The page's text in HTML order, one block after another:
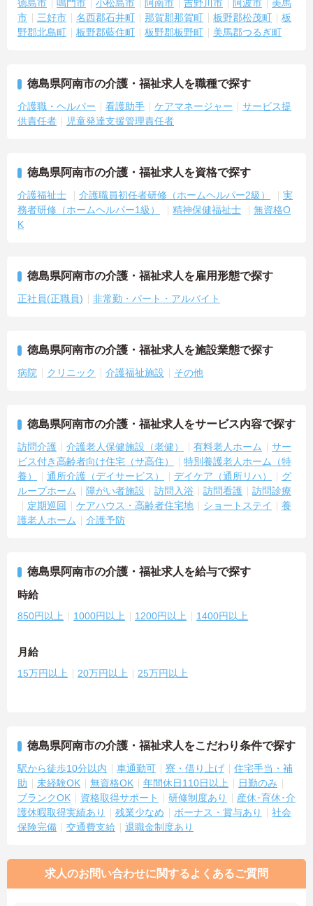
徳島市 鳴門市 小松島市 阿南市 吉野川市 阿波市
美馬
市
三好市 名西郡石井町 那賀郡那賀町 板野郡松茂町
板
野郡北島町
板野郡藍住町 板野郡板野町 美馬郡つるぎ町
徳島県阿南市の介護・福祉求人を職種で探す
介護職・ヘルパー 看護助手 ケアマネージャー
サービス提
供責任者
児童発達支援管理責任者
徳島県阿南市の介護・福祉求人を資格で探す
介護福祉士 介護職員初任者研修（ホームヘルパー2級）
実
務者研修（ホームヘルパー1級）
精神保健福祉士
無資格O
K
徳島県阿南市の介護・福祉求人を雇用形態で探す
正社員(正職員) 非常勤・パート・アルバイト
徳島県阿南市の介護・福祉求人を施設業態で探す
病院 クリニック 介護福祉施設 その他
徳島県阿南市の介護・福祉求人をサービス内容で探す
訪問介護 介護老人保健施設（老健） 有料老人ホーム
サー
ビス付き高齢者向け住宅（サ高住）
特別養護老人ホーム（特
養）
通所介護（デイサービス） デイケア（通所リハ）
グ
ループホーム
障がい者施設 訪問入浴 訪問看護
訪問診療
定期巡回
ケアハウス・高齢者住宅地 ショートステイ
養
護老人ホーム
介護予防
徳島県阿南市の介護・福祉求人を給与で探す
時給
850円以上 1000円以上 1200円以上 1400円以上
月給
15万円以上 20万円以上 25万円以上
徳島県阿南市の介護・福祉求人をこだわり条件で探す
駅から徒歩10分以内 車通勤可 寮・借り上げ
住宅手当・補
助
未経験OK 無資格OK 年間休日110日以上
日勤のみ
ブランクOK
資格取得サポート 研修制度あり
産休･育休･介
護休暇取得実績あり
残業少なめ ボーナス・賞与あり
社会
保険完備
交通費支給 退職金制度あり
求人のお問い合わせに関するよくあるご質問